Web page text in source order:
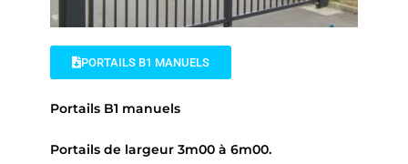
PORTAILS B1 MANUELS
Portails B1 manuels
Portails de largeur 3m00 à 6m00.